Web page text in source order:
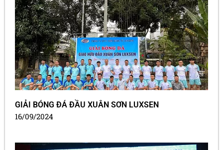
GIẢI BÓNG ĐÁ ĐẦU XUÂN SƠN LUXSEN
16/09/2024